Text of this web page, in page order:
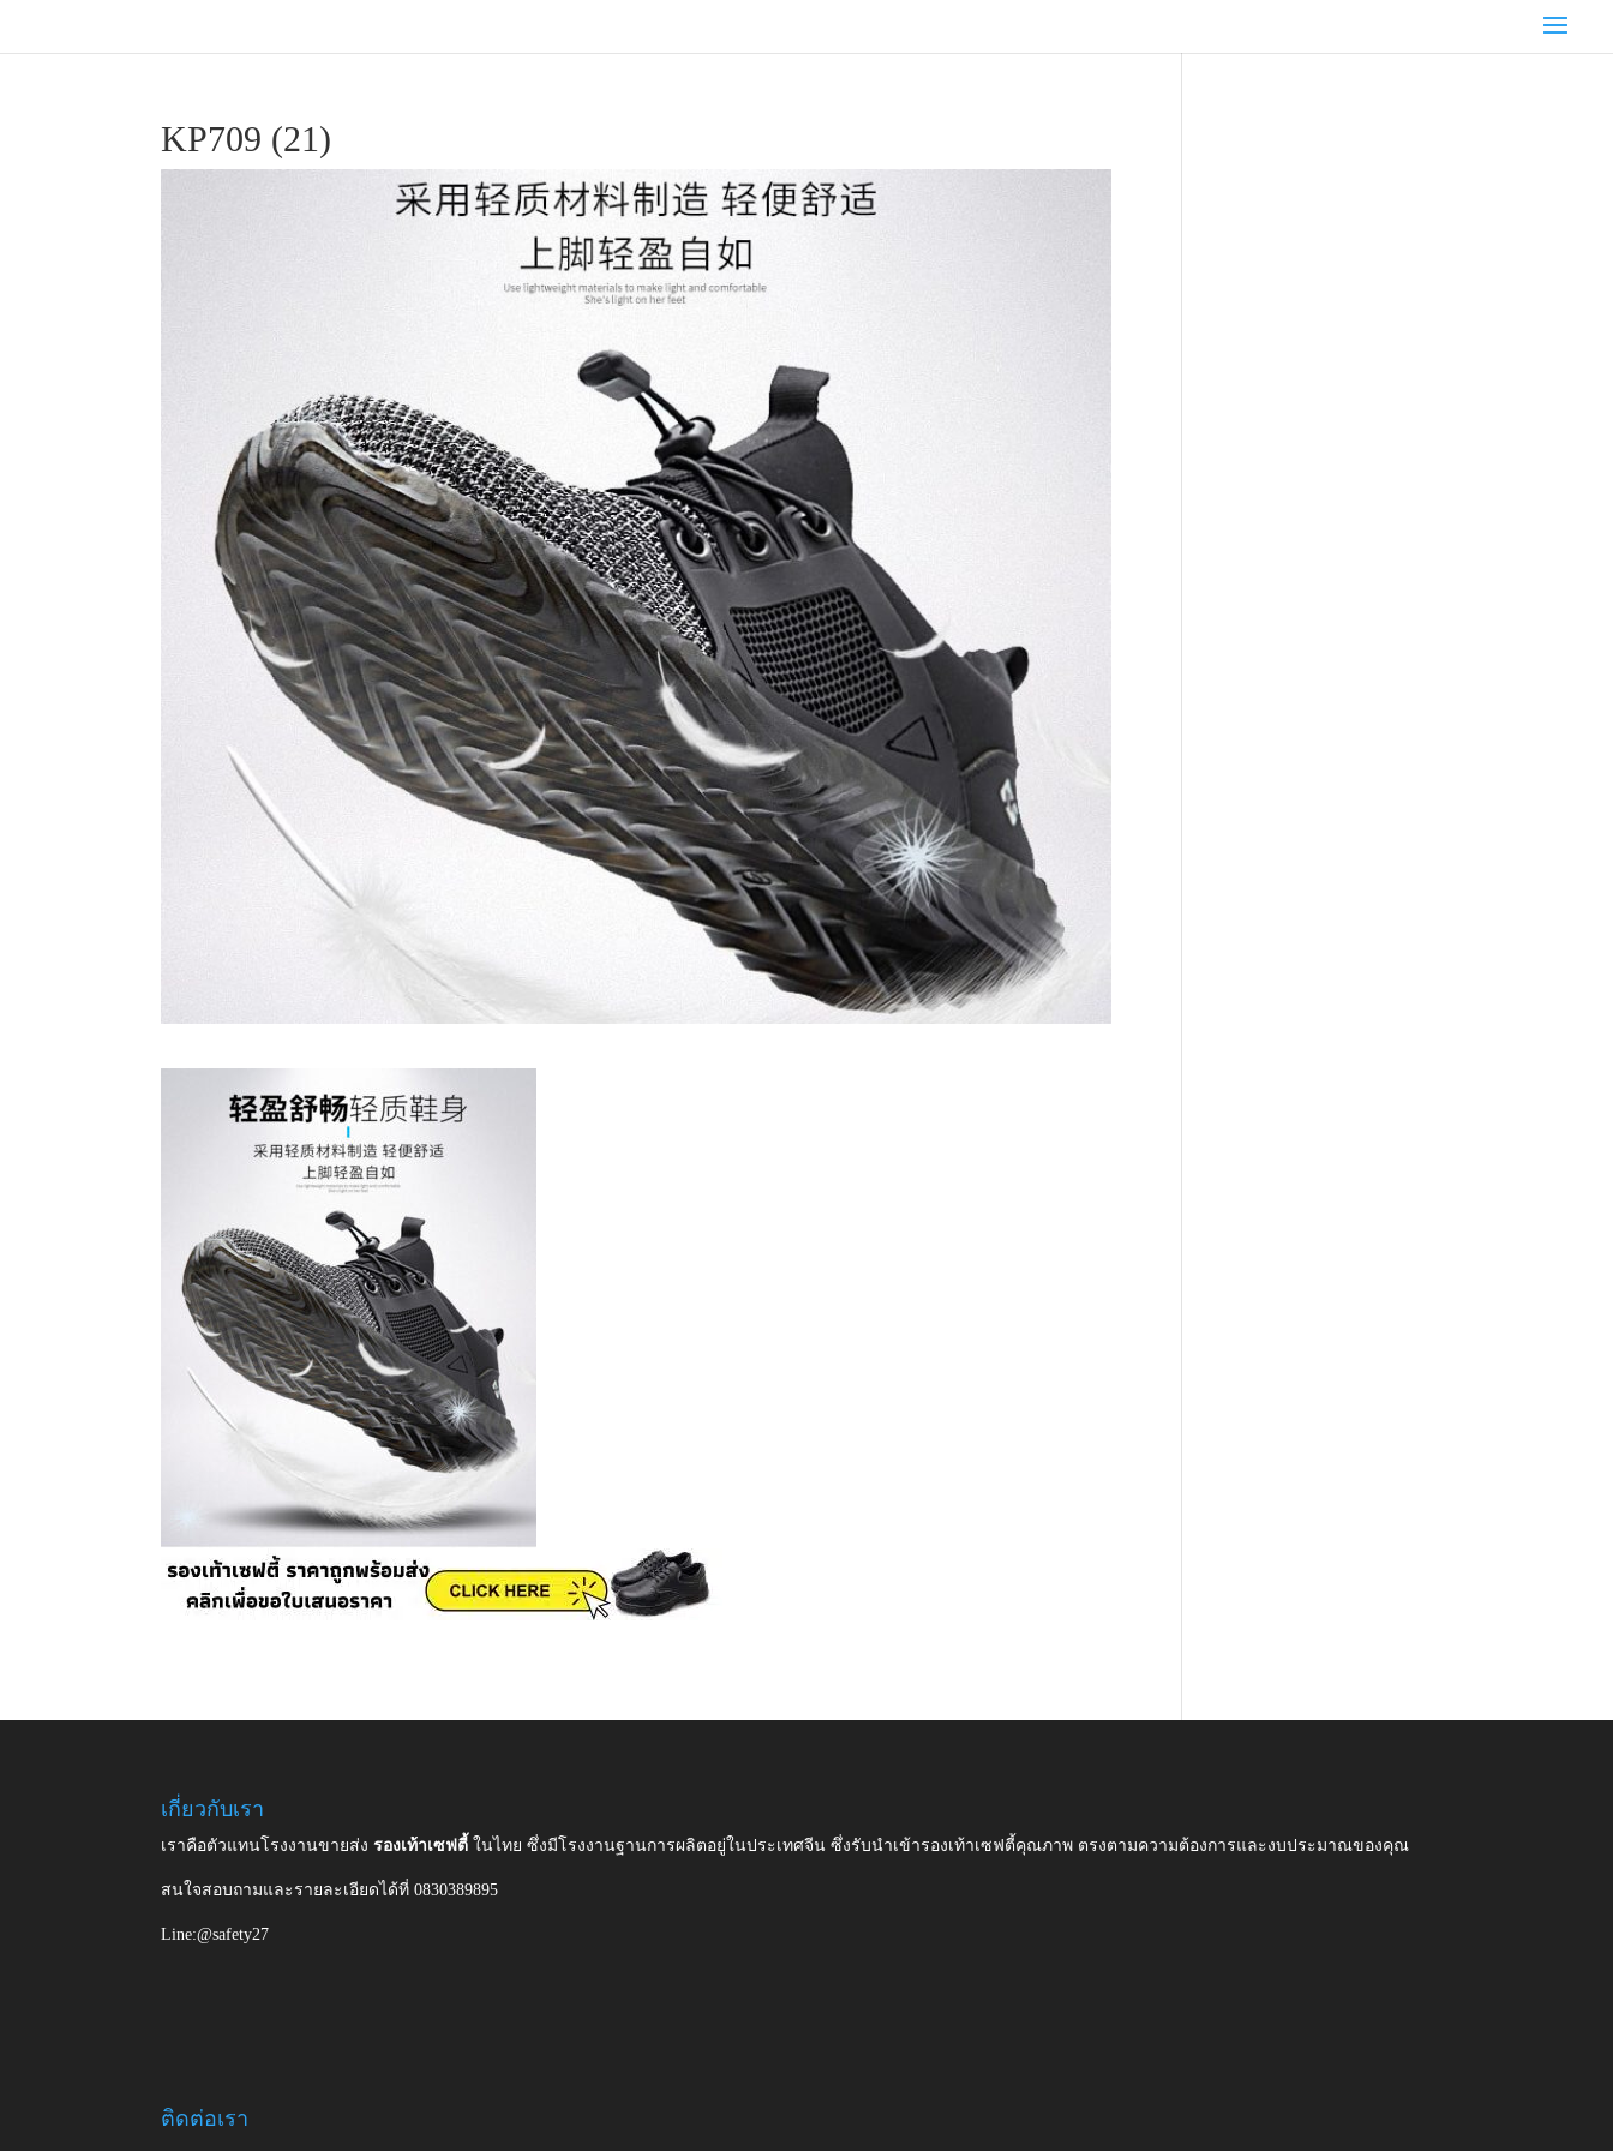
KP709 (21)
เกี่ยวกับเรา
เราคือตัวแทนโรงงานขายส่งรองเท้าเซฟตี้ในไทย ซึ่งมีโรงงานฐานการผลิตอยู่ในประเทศจีน ซึ่งรับนำเข้ารองเท้าเซฟตี้คุณภาพ ตรงตามความต้องการและงบประมาณของคุณ
สนใจสอบถามและรายละเอียดได้ที่ 0830389895
Line:@safety27
ติดต่อเรา